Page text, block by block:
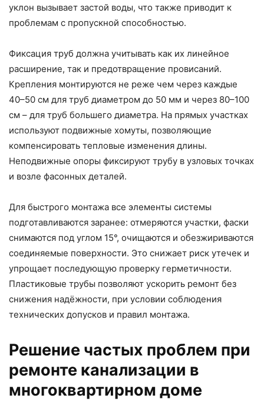
уклон вызывает застой воды, что также приводит к
проблемам с пропускной способностью.
Фиксация труб должна учитывать как их линейное
расширение, так и предотвращение провисаний.
Крепления монтируются не реже чем через каждые
40–50 см для труб диаметром до 50 мм и через 80–100
см – для труб большего диаметра. На прямых участках
используют подвижные хомуты, позволяющие
компенсировать тепловые изменения длины.
Неподвижные опоры фиксируют трубу в узловых точках
и возле фасонных деталей.
Для быстрого монтажа все элементы системы
подготавливаются заранее: отмеряются участки, фаски
снимаются под углом 15°, очищаются и обезжириваются
соединяемые поверхности. Это снижает риск утечек и
упрощает последующую проверку герметичности.
Пластиковые трубы позволяют ускорить ремонт без
снижения надёжности, при условии соблюдения
технических допусков и правил монтажа.
Решение частых проблем при
ремонте канализации в
многоквартирном доме